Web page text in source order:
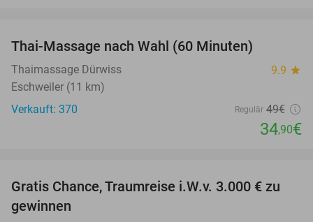
Thai-Massage nach Wahl (60 Minuten)
Thaimassage Dürwiss 9.9 star
Eschweiler (11 km)
Verkauft: 370
Regulär 49€
34,90€
Gratis Chance, Traumreise i.W.v. 3.000 € zu
gewinnen